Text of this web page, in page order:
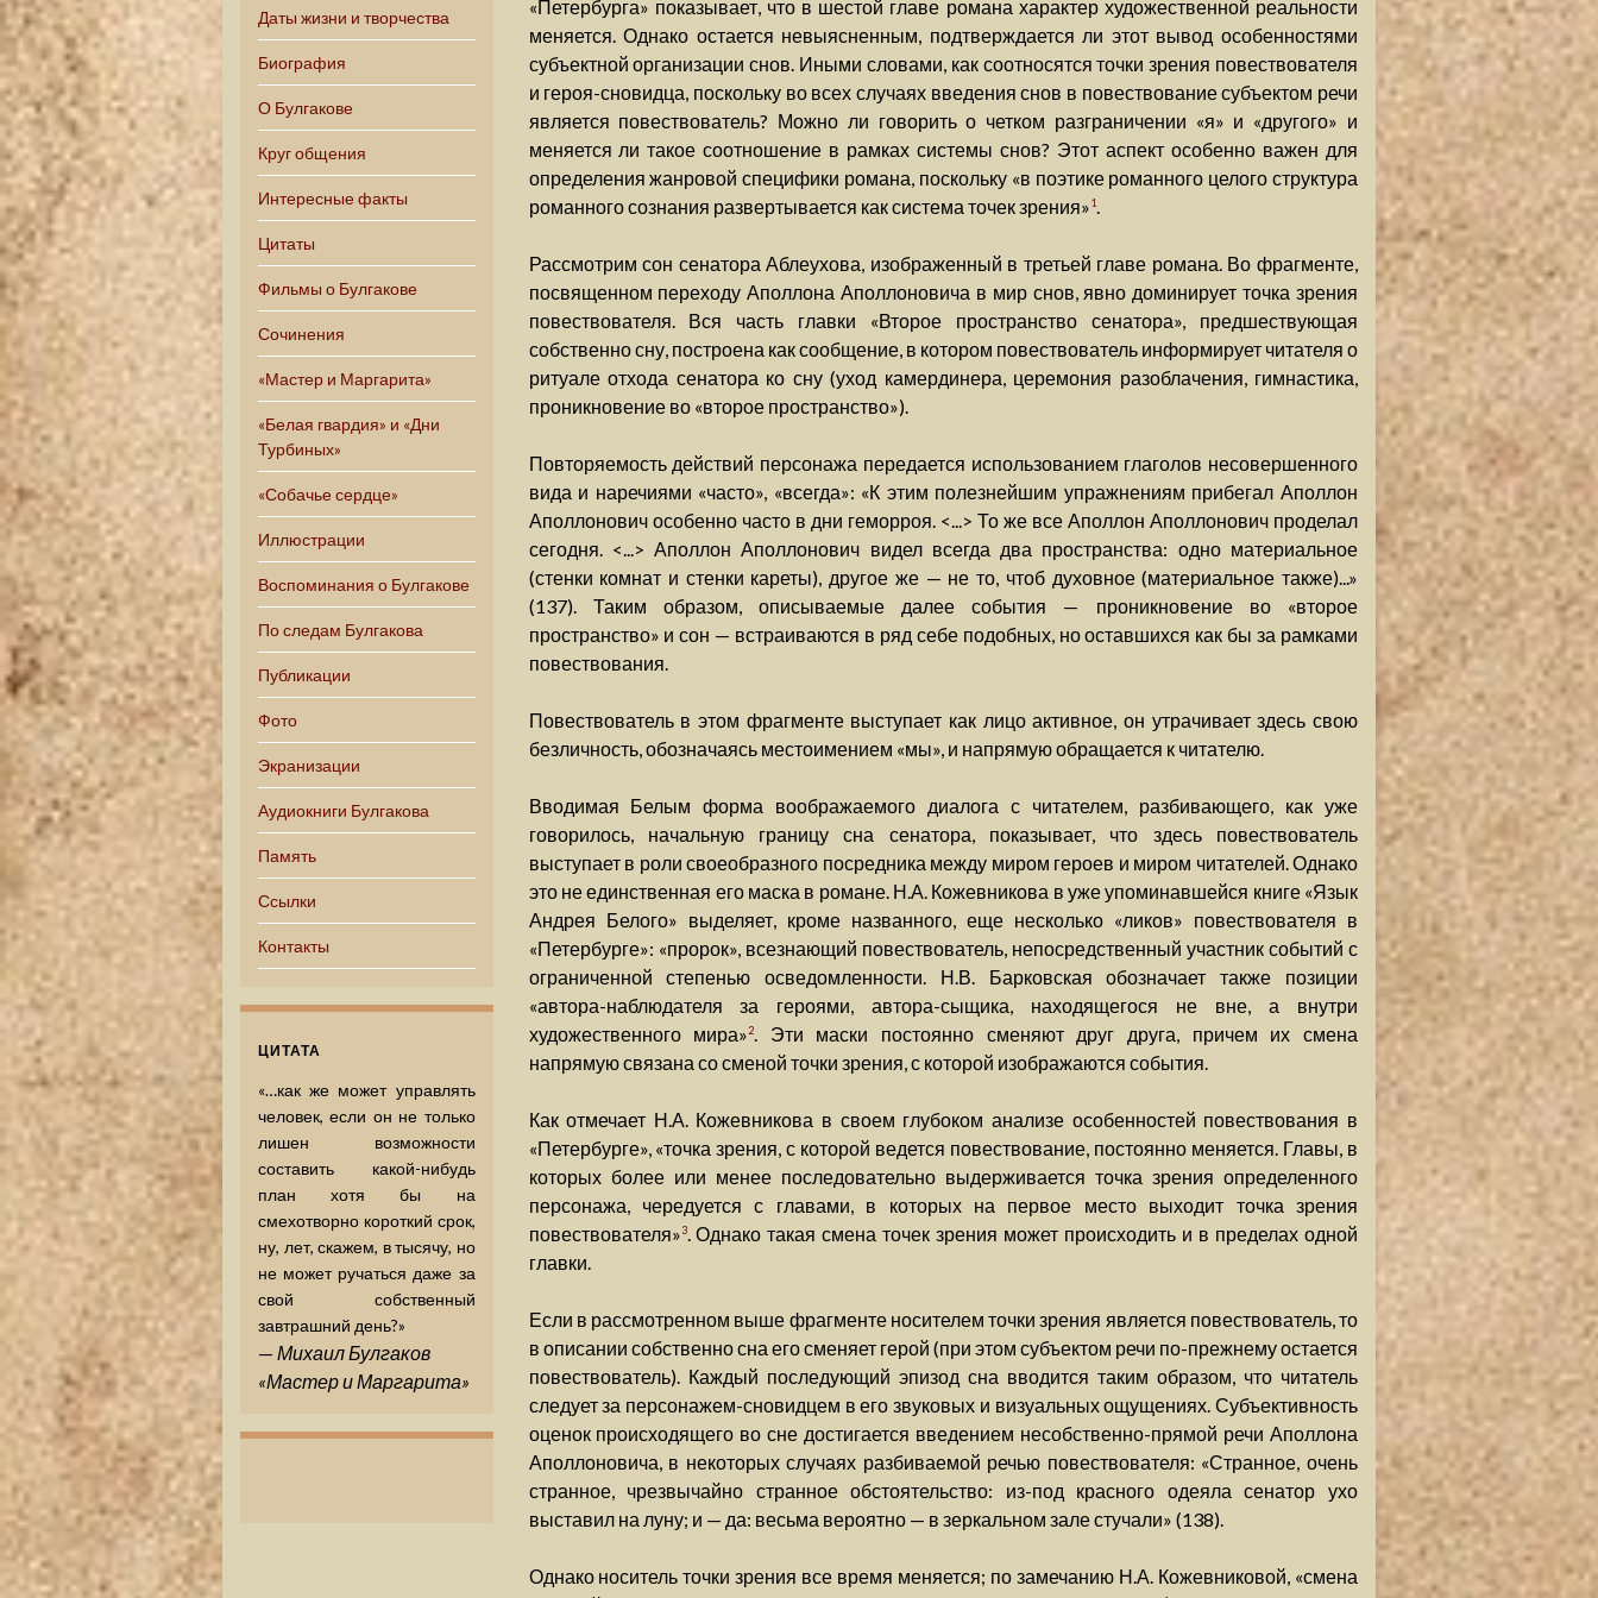
Даты жизни и творчества
Биография
О Булгакове
Круг общения
Интересные факты
Цитаты
Фильмы о Булгакове
Сочинения
«Мастер и Маргарита»
«Белая гвардия» и «Дни
Турбиных»
«Собачье сердце»
Иллюстрации
Воспоминания о Булгакове
По следам Булгакова
Публикации
Фото
Экранизации
Аудиокниги Булгакова
Память
Ссылки
Контакты
ЦИТАТА
«…как же может управлять
человек, если он не только
лишен возможности
составить какой-нибудь
план хотя бы на
смехотворно короткий срок,
ну, лет, скажем, в тысячу, но
не может ручаться даже за
свой собственный
завтрашний день?»
— Михаил Булгаков
«Мастер и Маргарита»
«Петербурга» показывает, что в шестой главе романа характер художественной реальности
меняется. Однако остается невыясненным, подтверждается ли этот вывод особенностями
субъектной организации снов. Иными словами, как соотносятся точки зрения повествователя
и героя-сновидца, поскольку во всех случаях введения снов в повествование субъектом речи
является повествователь? Можно ли говорить о четком разграничении «я» и «другого» и
меняется ли такое соотношение в рамках системы снов? Этот аспект особенно важен для
определения жанровой специфики романа, поскольку «в поэтике романного целого структура
романного сознания развертывается как система точек зрения»1.
Рассмотрим сон сенатора Аблеухова, изображенный в третьей главе романа. Во фрагменте,
посвященном переходу Аполлона Аполлоновича в мир снов, явно доминирует точка зрения
повествователя. Вся часть главки «Второе пространство сенатора», предшествующая
собственно сну, построена как сообщение, в котором повествователь информирует читателя о
ритуале отхода сенатора ко сну (уход камердинера, церемония разоблачения, гимнастика,
проникновение во «второе пространство»).
Повторяемость действий персонажа передается использованием глаголов несовершенного
вида и наречиями «часто», «всегда»: «К этим полезнейшим упражнениям прибегал Аполлон
Аполлонович особенно часто в дни геморроя. <...> То же все Аполлон Аполлонович проделал
сегодня. <...> Аполлон Аполлонович видел всегда два пространства: одно материальное
(стенки комнат и стенки кареты), другое же — не то, чтоб духовное (материальное также)...»
(137). Таким образом, описываемые далее события — проникновение во «второе
пространство» и сон — встраиваются в ряд себе подобных, но оставшихся как бы за рамками
повествования.
Повествователь в этом фрагменте выступает как лицо активное, он утрачивает здесь свою
безличность, обозначаясь местоимением «мы», и напрямую обращается к читателю.
Вводимая Белым форма воображаемого диалога с читателем, разбивающего, как уже
говорилось, начальную границу сна сенатора, показывает, что здесь повествователь
выступает в роли своеобразного посредника между миром героев и миром читателей. Однако
это не единственная его маска в романе. Н.А. Кожевникова в уже упоминавшейся книге «Язык
Андрея Белого» выделяет, кроме названного, еще несколько «ликов» повествователя в
«Петербурге»: «пророк», всезнающий повествователь, непосредственный участник событий с
ограниченной степенью осведомленности. Н.В. Барковская обозначает также позиции
«автора-наблюдателя за героями, автора-сыщика, находящегося не вне, а внутри
художественного мира»2. Эти маски постоянно сменяют друг друга, причем их смена
напрямую связана со сменой точки зрения, с которой изображаются события.
Как отмечает Н.А. Кожевникова в своем глубоком анализе особенностей повествования в
«Петербурге», «точка зрения, с которой ведется повествование, постоянно меняется. Главы, в
которых более или менее последовательно выдерживается точка зрения определенного
персонажа, чередуется с главами, в которых на первое место выходит точка зрения
повествователя»3. Однако такая смена точек зрения может происходить и в пределах одной
главки.
Если в рассмотренном выше фрагменте носителем точки зрения является повествователь, то
в описании собственно сна его сменяет герой (при этом субъектом речи по-прежнему остается
повествователь). Каждый последующий эпизод сна вводится таким образом, что читатель
следует за персонажем-сновидцем в его звуковых и визуальных ощущениях. Субъективность
оценок происходящего во сне достигается введением несобственно-прямой речи Аполлона
Аполлоновича, в некоторых случаях разбиваемой речью повествователя: «Странное, очень
странное, чрезвычайно странное обстоятельство: из-под красного одеяла сенатор ухо
выставил на луну; и — да: весьма вероятно — в зеркальном зале стучали» (138).
Однако носитель точки зрения все время меняется; по замечанию Н.А. Кожевниковой, «смена